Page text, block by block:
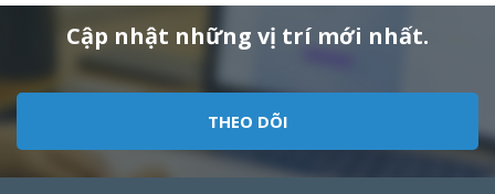
Cập nhật những vị trí mới nhất.
THEO DÕI